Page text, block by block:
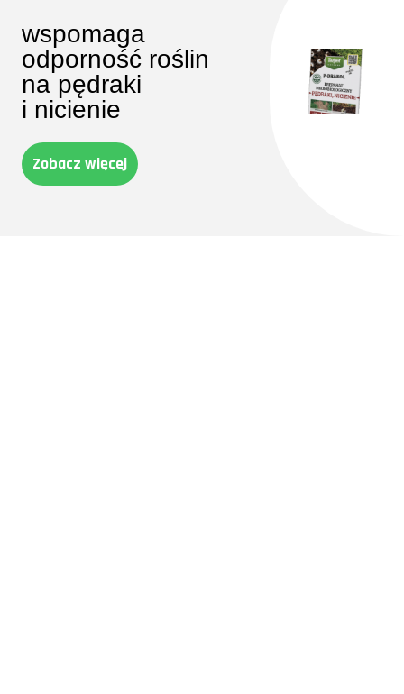
wspomaga
odporność roślin
na pędraki
i nicienie
Zobacz więcej